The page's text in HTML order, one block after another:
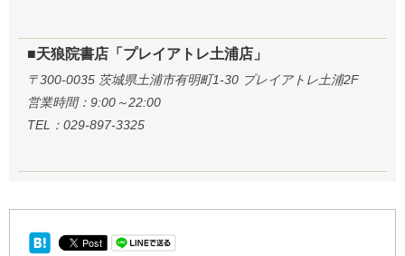
■天狼院書店「プレイアトレ土浦店」
〒300-0035 茨城県土浦市有明町1-30 プレイアトレ土浦2F
営業時間：9:00～22:00
TEL：029-897-3325